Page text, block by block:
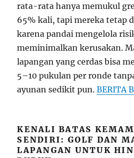
rata-rata hanya memukul
65% kali, tapi mereka tetap
karena pandai mengelola
meminimalkan kerusakan.
lapangan yang cerdas bisa
5–10 pukulan per ronde
ayunan sedikit pun.BERITA
KENALI BATAS
SENDIRI: GOLF DAN
LAPANGAN UNTUK